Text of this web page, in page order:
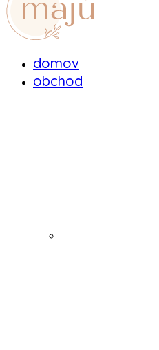
domov
obchod